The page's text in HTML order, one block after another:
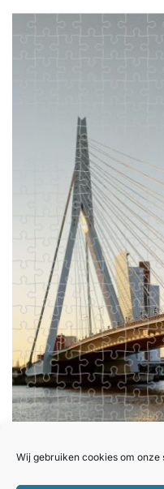
Wij gebruiken cookies om
Puzzel Rotterdam